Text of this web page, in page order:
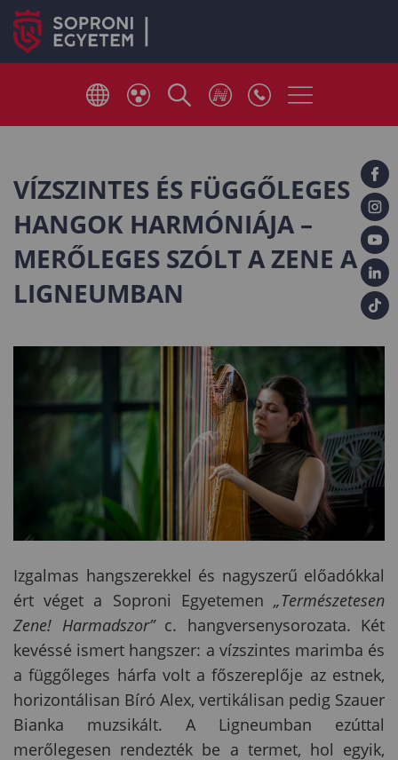
VÍZSZINTES ÉS FÜGGŐLEGES
HANGOK HARMÓNIÁJA –
MERŐLEGES SZÓLT A ZENE A
LIGNEUMBAN
Izgalmas hangszerekkel és nagyszerű előadókkal
ért véget a Soproni Egyetemen „Természetesen
Zene! Harmadszor” c. hangversenysorozata. Két
kevéssé ismert hangszer: a vízszintes marimba és
a függőleges hárfa volt a főszereplője az estnek,
horizontálisan Bíró Alex, vertikálisan pedig Szauer
Bianka muzsikált. A Ligneumban ezúttal
merőlegesen rendezték be a termet, hol egyik,